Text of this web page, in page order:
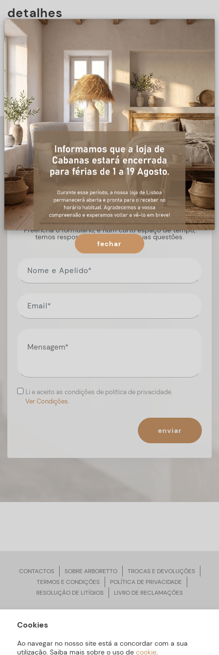
detalhes
DESCRIÇÃO
+ informações
Preencha o formulário, e num curto espaço de tempo,
temos respostas para todas as suas questões.
Li e aceito as condições de política de privacidade.
Ver Condições.
enviar
CONTACTOS SOBRE ARBORETTO
TROCAS E DEVOLUÇÕES
TERMOS E CONDIÇÕES
POLÍTICA DE PRIVACIDADE
RESOLUÇÃO DE LITÍGIOS
LIVRO DE RECLAMAÇÕES
ARBORETTO © Todos os Direitos Reservados | Desenvolvido por
Cookies
Ao navegar no nosso site está a concordar com a sua
utilização. Saiba mais sobre o uso de cookie.
fechar